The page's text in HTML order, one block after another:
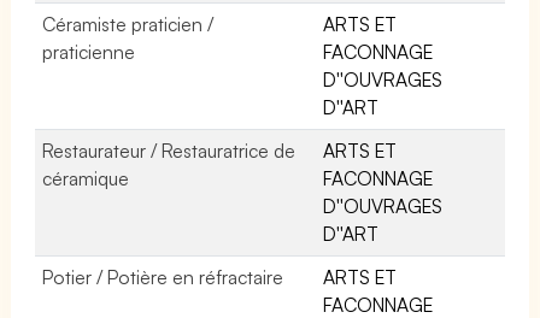
Céramiste praticien /
praticienne
ARTS ET
FACONNAGE
D''OUVRAGES
D''ART
Restaurateur / Restauratrice de
céramique
ARTS ET
FACONNAGE
D''OUVRAGES
D''ART
Potier / Potière en réfractaire
ARTS ET
FACONNAGE